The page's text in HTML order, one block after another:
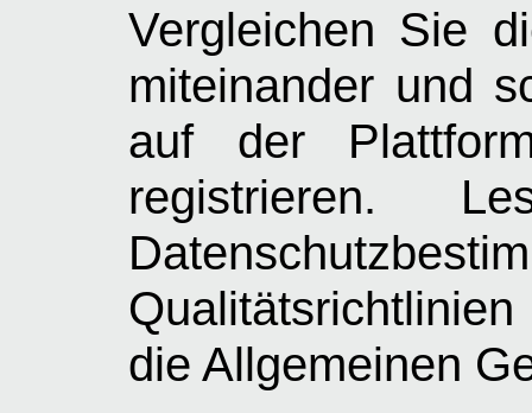
Vergleichen Sie
miteinander und
auf der
registrieren.
die Allgemeinen